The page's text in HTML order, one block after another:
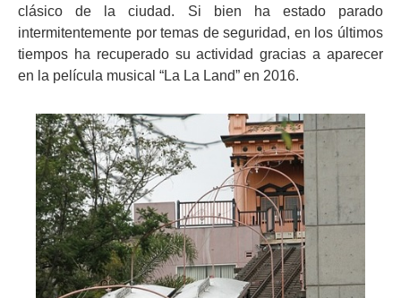
clásico de la ciudad. Si bien ha estado parado
intermitentemente por temas de seguridad, en los últimos
tiempos ha recuperado su actividad gracias a aparecer
en la película musical “La La Land” en 2016.